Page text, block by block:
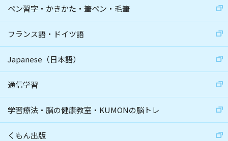
ペン習字・かきかた・筆ペン・毛筆
フランス語・ドイツ語
Japanese（日本語）
通信学習
学習療法・脳の健康教室・KUMONの脳トレ
くもん出版